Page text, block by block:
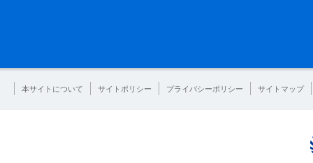
本サイトについて サイトポリシー プライバシーポリシー サイトマップ